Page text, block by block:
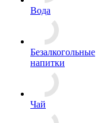
Вода
Безалкогольные
напитки
Чай